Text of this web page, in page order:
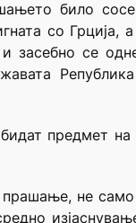
било
со
се
предмет
прашање, не